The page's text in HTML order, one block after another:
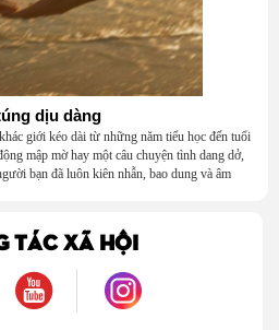
dịu dàng
giới kéo dài từ những năm tiểu học đến tuổi
mập mờ hay một câu chuyện tình dang dở,
bạn đã luôn kiên nhẫn, bao dung và âm
cho tôi quyền được là chính mình.
TÁC XÃ HỘI